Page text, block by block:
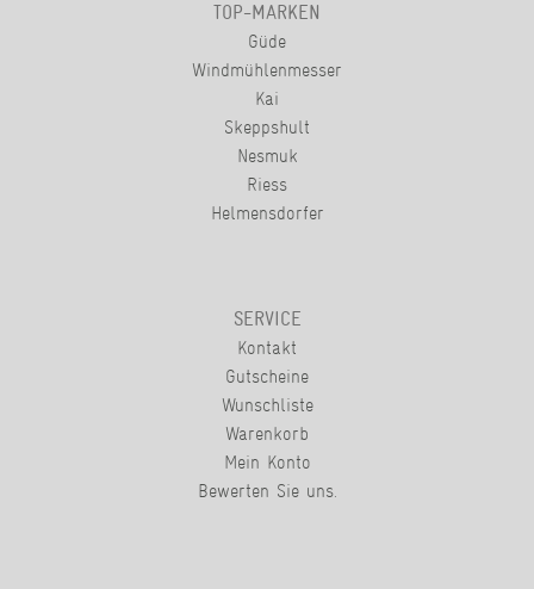
TOP-MARKEN
Güde
Windmühlenmesser
Kai
Skeppshult
Nesmuk
Riess
Helmensdorfer
SERVICE
Kontakt
Gutscheine
Wunschliste
Warenkorb
Mein Konto
Bewerten Sie uns.